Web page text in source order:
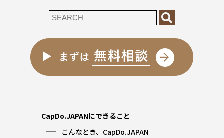
CapDo.JAPANにできること
こんなとき、CapDo.JAPAN